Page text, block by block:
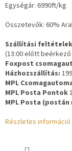
Egységár: 6990ft/kg
Összetevők: 60%
Szállítási
(13:00 előtt
Foxpost
Házhozszállítás:
MPL
MPL Posta Pontok
MPL Posta (postán
Részletes információ